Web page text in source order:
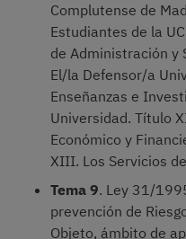
Complutense de
Estudiantes de la
de Administración y
El/la Defensor/a
Enseñanzas e
Universidad. Título
Económico y
XIII. Los Servicios
Tema 9. Ley 31/
prevención de
Objeto, ámbito de